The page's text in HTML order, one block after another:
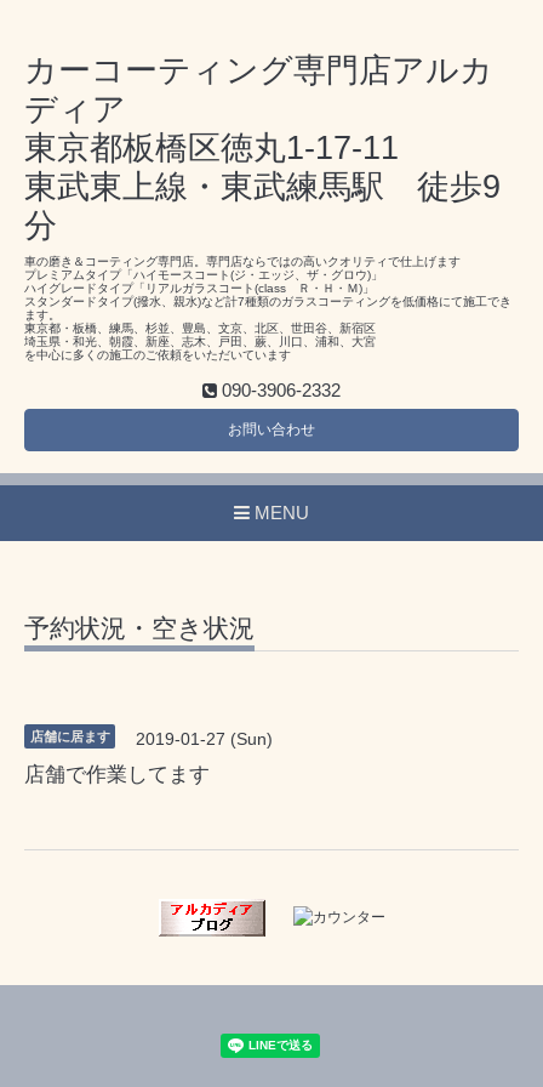
カーコーティング専門店アルカ
ディア
東京都板橋区徳丸1-17-11
東武東上線・東武練馬駅 徒歩9
分
車の磨き＆コーティング専門店。専門店ならではの高いクオリティで仕上げます
プレミアムタイプ「ハイモースコート(ジ・エッジ、ザ・グロウ)」
ハイグレードタイプ「リアルガラスコート(class Ｒ・Ｈ・Ｍ)」
スタンダードタイプ(撥水、親水)など計7種類のガラスコーティングを低価格にて施工でき
ます。
東京都・板橋、練馬、杉並、豊島、文京、北区、世田谷、新宿区
埼玉県・和光、朝霞、新座、志木、戸田、蕨、川口、浦和、大宮
を中心に多くの施工のご依頼をいただいています
090-3906-2332
お問い合わせ
MENU
予約状況・空き状況
店舗に居ます 2019-01-27 (Sun)
店舗で作業してます